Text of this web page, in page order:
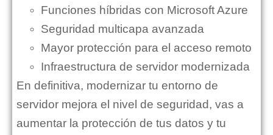
Funciones híbridas con Microsoft Azure
Seguridad multicapa avanzada
Mayor protección para el acceso remoto
Infraestructura de servidor modernizada
En definitiva, modernizar tu entorno de
servidor mejora el nivel de seguridad, vas a
aumentar la protección de tus datos y tu